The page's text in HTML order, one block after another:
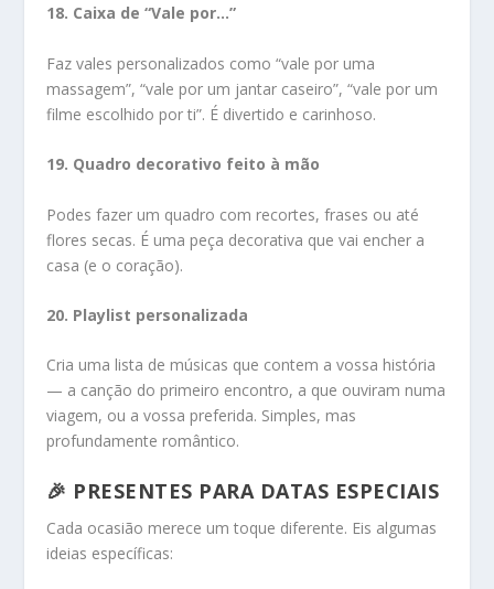
18. Caixa de “Vale por…”
Faz vales personalizados como “vale por uma
massagem”, “vale por um jantar caseiro”, “vale por um
filme escolhido por ti”. É divertido e carinhoso.
19. Quadro decorativo feito à mão
Podes fazer um quadro com recortes, frases ou até
flores secas. É uma peça decorativa que vai encher a
casa (e o coração).
20. Playlist personalizada
Cria uma lista de músicas que contem a vossa história
— a canção do primeiro encontro, a que ouviram numa
viagem, ou a vossa preferida. Simples, mas
profundamente romântico.
🎉 PRESENTES PARA DATAS ESPECIAIS
Cada ocasião merece um toque diferente. Eis algumas
ideias específicas: